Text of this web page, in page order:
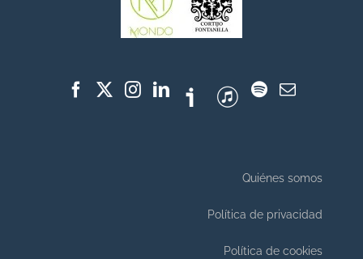
Quiénes somos
Política de privacidad
Política de cookies